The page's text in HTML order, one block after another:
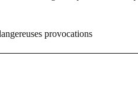
provocations